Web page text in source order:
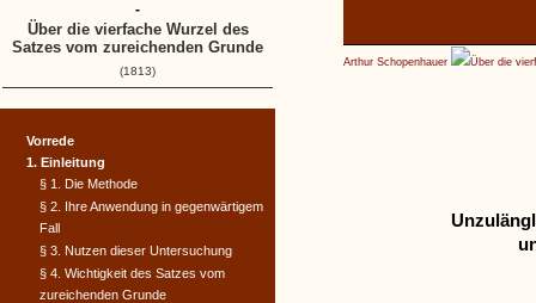
Arthur Schopenhauer Über die
Vorrede
1. Einleitung
§ 1. Die Methode
§ 2. Ihre Anwendung in gegenwärtigem
Fall
§ 3. Nutzen dieser Untersuchung
§ 4. Wichtigkeit des Satzes vom
zureichenden Grunde
-
Über die vierfache Wurzel des
Satzes vom zureichenden Grunde
(1813)